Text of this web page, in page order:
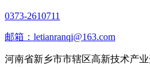
0373-2610711
邮箱：letianranqi@163.com
河南省新乡市市辖区高新技术产业